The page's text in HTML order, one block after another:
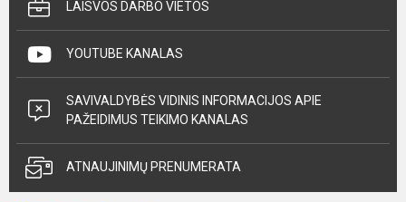
LAISVOS DARBO VIETOS
YOUTUBE KANALAS
SAVIVALDYBĖS VIDINIS INFORMACIJOS APIE
PAŽEIDIMUS TEIKIMO KANALAS
ATNAUJINIMŲ PRENUMERATA